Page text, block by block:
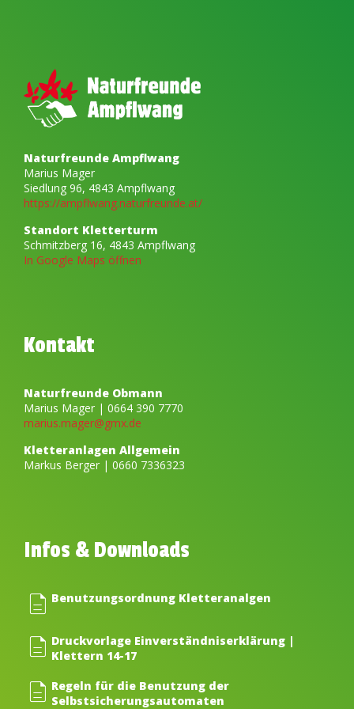
Tickets
Unser Kletterturm
Kletterkurse
Naturfreunde Ampflwang
Marius Mager
Siedlung 96, 4843 Ampflwang
https://ampflwang.naturfreunde.at/
Standort Kletterturm
Schmitzberg 16, 4843 Ampflwang
In Google Maps öffnen
Kontakt
Naturfreunde Obmann
Marius Mager | 0664 390 7770
marius.mager@gmx.de
Kletteranlagen Allgemein
Markus Berger | 0660 7336323
Infos & Downloads
description Benutzungsordnung Kletteranalgen
description Druckvorlage Einverständniserklärung |
Klettern 14-17
description Regeln für die Benutzung der
Selbst­sicherungs­automaten